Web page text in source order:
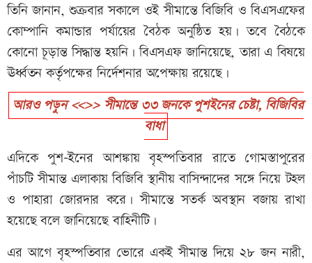
তিনি জানান, শুক্রবার সকালে ওই সীমান্তে বিজিবি ও বিএসএফের
কোম্পানি কমান্ডার পর্যায়ের বৈঠক অনুষ্ঠিত হয়। তবে বৈঠকে
কোনো চূড়ান্ত সিদ্ধান্ত হয়নি। বিএসএফ জানিয়েছে, তারা এ বিষয়ে
ঊর্ধ্বতন কর্তৃপক্ষের নির্দেশনার অপেক্ষায় রয়েছে।
আরও পড়ুন <<>> সীমান্তে ৩৩ জনকে পুশইনের চেষ্টা, বিজিবির
বাধা
এদিকে পুশ-ইনের আশঙ্কায় বৃহস্পতিবার রাতে গোমস্তাপুরের
পাঁচটি সীমান্ত এলাকায় বিজিবি স্থানীয় বাসিন্দাদের সঙ্গে নিয়ে টহল
ও পাহারা জোরদার করে। সীমান্তে সতর্ক অবস্থান বজায় রাখা
হয়েছে বলে জানিয়েছে বাহিনীটি।
এর আগে বৃহস্পতিবার ভোরে একই সীমান্ত দিয়ে ২৮ জন নারী,